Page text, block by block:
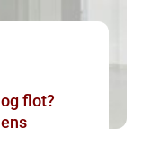
flot?